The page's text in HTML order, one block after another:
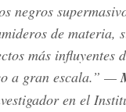
negros
de materia,
más influyentes
a gran escala.” —
en el